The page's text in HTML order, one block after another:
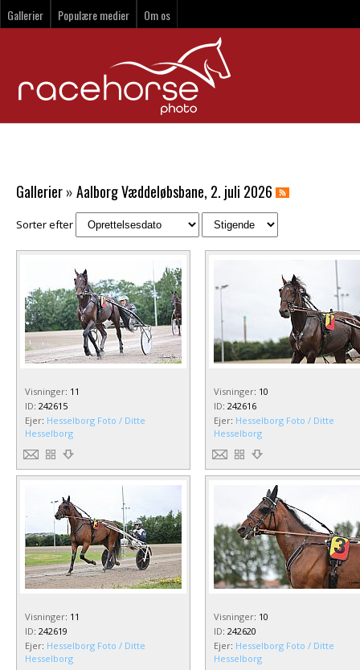
Gallerier Populære medier Om os
Gallerier»Aalborg Væddeløbsbane, 2. juli 2026
Sorter efter
Visninger: 11
ID: 242615
Ejer: Hesselborg Foto / Ditte
Hesselborg
Visninger: 10
ID: 242616
Ejer: Hesselborg Foto / Ditte
Hesselborg
Visninger: 11
ID: 242619
Ejer: Hesselborg Foto / Ditte
Hesselborg
Visninger: 10
ID: 242620
Ejer: Hesselborg Foto / Ditte
Hesselborg